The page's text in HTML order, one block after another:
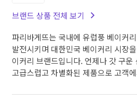
브랜드 상품 전체 보기
파리바게뜨는 국내에 유럽풍 베이커
발전시키며 대한민국 베이커리 시장
이커리 브랜드입니다. 언제나 갓 구운
고급스럽고 차별화된 제품으로 고객